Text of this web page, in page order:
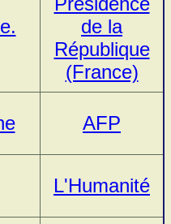
de la
République
(France)
AFP
L'Humanité